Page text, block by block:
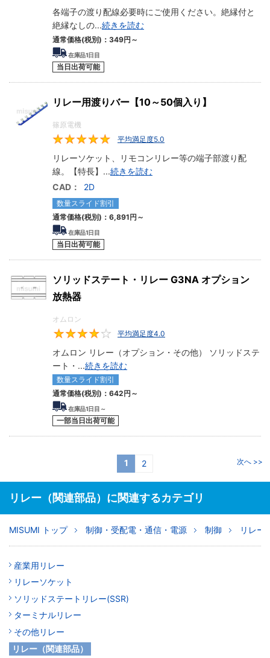
各端子の渡り配線必要時にご使用ください。絶縁付と
絶縁なしの...続きを読む
通常価格(税別)： 349円 ～
在庫品1日目
当日出荷可能
リレー用渡りバー【10～50個入り】
篠原電機
平均満足度5.0
リレーソケット、リモコンリレー等の端子部渡り配
線。【特長】 ...続きを読む
CAD：
2D
数量スライド割引
通常価格(税別)： 6,891円 ～
在庫品1日目
当日出荷可能
ソリッドステート・リレー G3NA オプション
放熱器
オムロン
平均満足度4.0
オムロン リレー（オプション・その他） ソリッドステ
ート・ ...続きを読む
数量スライド割引
通常価格(税別)： 642円 ～
在庫品1日目～
一部当日出荷可能
1 2 次へ >>
リレー（関連部品）に関連するカテゴリ
MISUMI トップ 制御・受配電・通信・電源 制御 リレー
産業用リレー
リレーソケット
ソリッドステートリレー(SSR)
ターミナルリレー
その他リレー
リレー（関連部品）